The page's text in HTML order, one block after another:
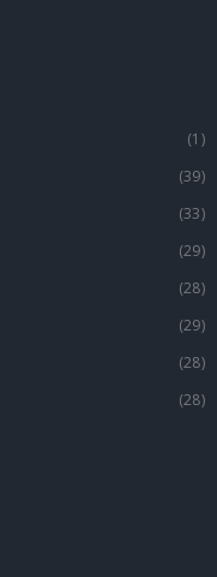
(1)
(39)
(33)
(29)
(28)
(29)
(28)
(28)